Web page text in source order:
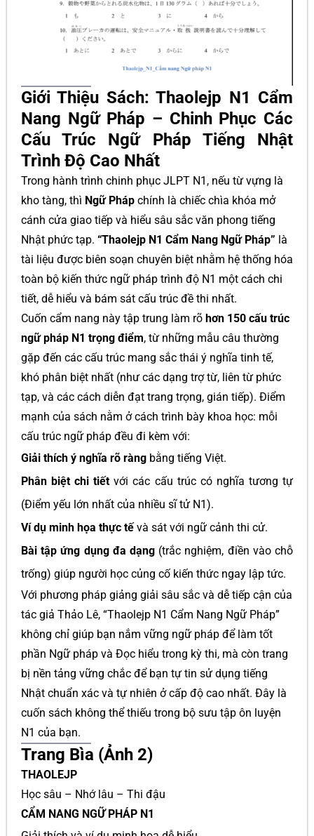
Giới Thiệu Sách: Thaolejp N1 Cẩm
Nang Ngữ Pháp – Chinh Phục Các
Cấu Trúc Ngữ Pháp Tiếng Nhật
Trình Độ Cao Nhất
Trong hành trình chinh phục JLPT N1, nếu từ vựng là
kho tàng, thì Ngữ Pháp chính là chiếc chìa khóa mở
cánh cửa giao tiếp và hiểu sâu sắc văn phong tiếng
Nhật phức tạp. “Thaolejp N1 Cẩm Nang Ngữ Pháp” là
tài liệu được biên soạn chuyên biệt nhằm hệ thống hóa
toàn bộ kiến thức ngữ pháp trình độ N1 một cách chi
tiết, dễ hiểu và bám sát cấu trúc đề thi nhất.
Cuốn cẩm nang này tập trung làm rõ hơn 150 cấu trúc
ngữ pháp N1 trọng điểm, từ những mẫu câu thường
gặp đến các cấu trúc mang sắc thái ý nghĩa tinh tế,
khó phân biệt nhất (như các dạng trợ từ, liên từ phức
tạp, và các cách diễn đạt trang trọng, gián tiếp). Điểm
mạnh của sách nằm ở cách trình bày khoa học: mỗi
cấu trúc ngữ pháp đều đi kèm với:
Giải thích ý nghĩa rõ ràng bằng tiếng Việt.
Phân biệt chi tiết với các cấu trúc có nghĩa tương tự
(Điểm yếu lớn nhất của nhiều sĩ tử N1).
Ví dụ minh họa thực tế và sát với ngữ cảnh thi cử.
Bài tập ứng dụng đa dạng (trắc nghiệm, điền vào chỗ
trống) giúp người học củng cố kiến thức ngay lập tức.
Với phương pháp giảng giải sâu sắc và dễ tiếp cận của
tác giả Thảo Lê, “Thaolejp N1 Cẩm Nang Ngữ Pháp”
không chỉ giúp bạn nắm vững ngữ pháp để làm tốt
phần Ngữ pháp và Đọc hiểu trong kỳ thi, mà còn trang
bị nền tảng vững chắc để bạn tự tin sử dụng tiếng
Nhật chuẩn xác và tự nhiên ở cấp độ cao nhất. Đây là
cuốn sách không thể thiếu trong bộ sưu tập ôn luyện
N1 của bạn.
Trang Bìa (Ảnh 2)
THAOLEJP
Học sâu – Nhớ lâu – Thi đậu
CẨM NANG NGỮ PHÁP N1